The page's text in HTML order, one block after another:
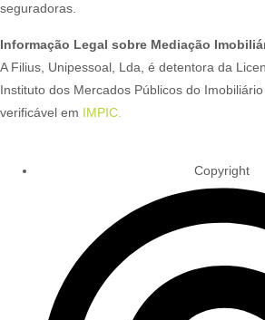
seguradoras.
Informação Legal sobre Mediação
A Filius, Unipessoal, Lda, é detentora da
Instituto dos Mercados Públicos do
verificável em IMPIC.
Copyright